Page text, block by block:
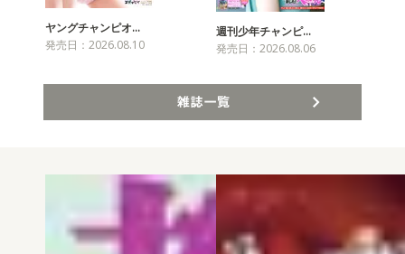
ヤングチャンピオ…
発売日：2026.08.10
週刊少年チャンピ…
発売日：2026.08.06